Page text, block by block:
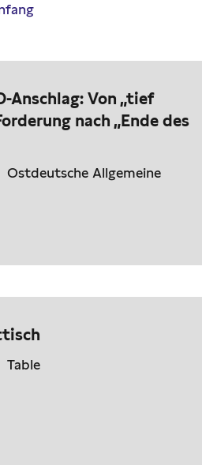
Anschlag: Von „tief
nach „Ende des
Ostdeutsche Allgemeine
Table